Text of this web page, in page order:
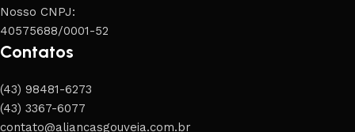
Nosso CNPJ:
40575688/0001-52
Contatos
(43) 98481-6273
(43) 3367-6077
contato@aliancasgouveia.com.br